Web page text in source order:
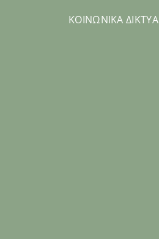
ΚΟΙΝΩΝΙΚΆ ΔΊΚΤΥΑ